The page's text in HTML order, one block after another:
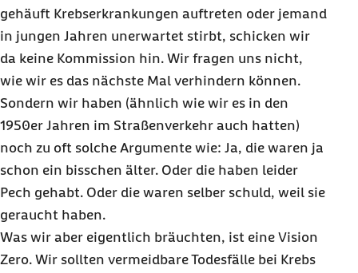
gehäuft Krebserkrankungen auftreten oder jemand
in jungen Jahren unerwartet stirbt, schicken wir
da keine Kommission hin. Wir fragen uns nicht,
wie wir es das nächste Mal verhindern können.
Sondern wir haben (ähnlich wie wir es in den
1950er Jahren im Straßenverkehr auch hatten)
noch zu oft solche Argumente wie: Ja, die waren ja
schon ein bisschen älter. Oder die haben leider
Pech gehabt. Oder die waren selber schuld, weil sie
geraucht haben.
Was wir aber eigentlich bräuchten, ist eine Vision
Zero. Wir sollten vermeidbare Todesfälle bei Krebs